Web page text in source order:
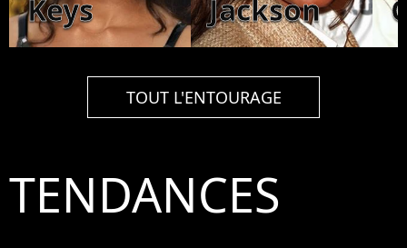
Keys Jackson
TOUT L'ENTOURAGE
TENDANCES